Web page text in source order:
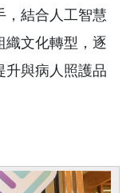
，結合人工智慧
織文化轉型，逐
升與病人照護品